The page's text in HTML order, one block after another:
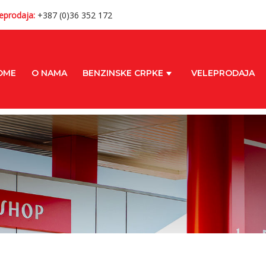
+387 (0)36 352 172
O NAMA BENZINSKE CRPKE VELEPRODAJA